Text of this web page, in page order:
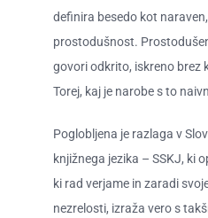
definira besedo kot
prostodušnost.
govori odkrito, iskreno brez
Torej, kaj je narobe s to
Poglobljena je razlaga v
knjižnega jezika – SSKJ, ki
ki rad verjame in zaradi
nezrelosti, izraža vero s